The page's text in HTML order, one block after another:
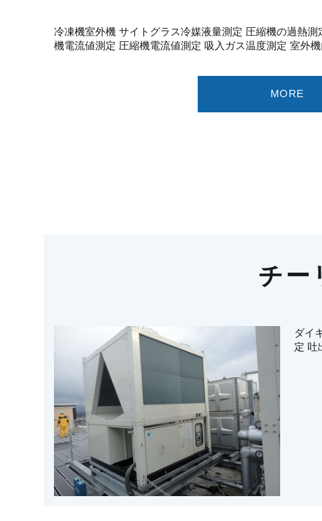
冷凍機室外機 サイトグラス冷媒液量測定 圧縮機の過熱
機電流値測定 圧縮機電流値測定 吸入ガス温度測定 室外
MORE
チー
ダイ
定 吐